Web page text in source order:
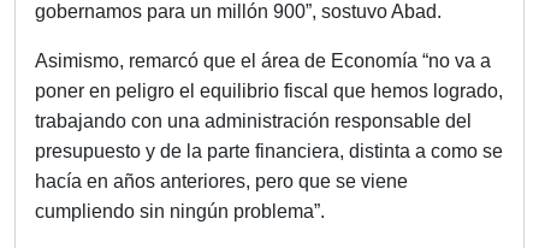
gobernamos para un millón 900”, sostuvo Abad.
Asimismo, remarcó que el área de Economía “no va a
poner en peligro el equilibrio fiscal que hemos logrado,
trabajando con una administración responsable del
presupuesto y de la parte financiera, distinta a como se
hacía en años anteriores, pero que se viene
cumpliendo sin ningún problema”.